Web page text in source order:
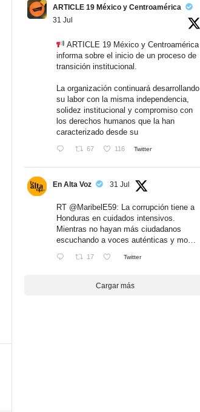
ARTICLE 19 México y Centroamérica
31 Jul
ARTICLE 19 México y Centroamérica
informa sobre el inicio de un proceso de
transición institucional.
La organización continuará desarrollando
su labor con la misma independencia,
solidez institucional y compromiso con
los derechos humanos que la han
caracterizado desde su
67 116 Twitter
En Alta Voz 31 Jul
RT @MaribelE59: La corrupción tiene a
Honduras en cuidados intensivos.
Mientras no hayan más ciudadanos
escuchando a voces auténticas y mo…
17 Twitter
Cargar más